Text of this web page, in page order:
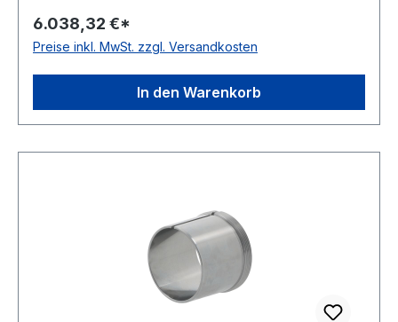
Demont Bauform Standardausführung Kegel
01:12
6.038,32 €*
Preise inkl. MwSt. zzgl. Versandkosten
In den Warenkorb